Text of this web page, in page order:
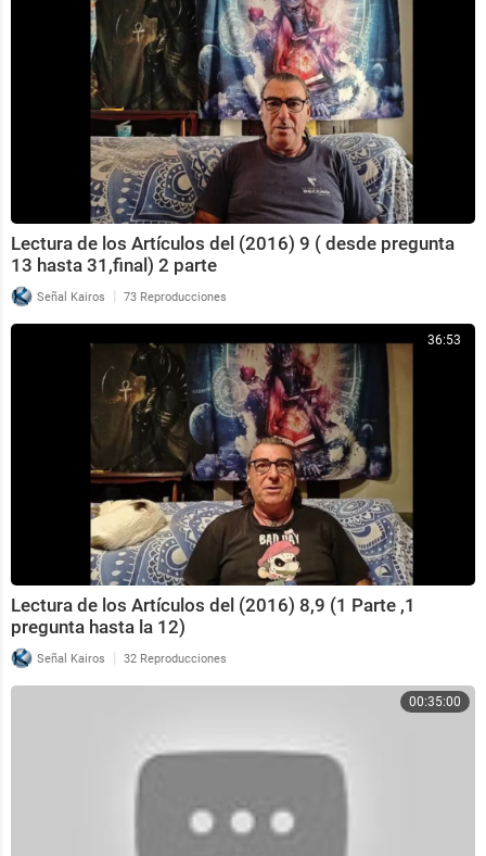
Lectura de los Artículos del (2016) 9 ( desde pregunta
13 hasta 31,final) 2 parte
Señal Kairos | 73 Reproducciones
36:53
Lectura de los Artículos del (2016) 8,9 (1 Parte ,1
pregunta hasta la 12)
Señal Kairos | 32 Reproducciones
00:35:00